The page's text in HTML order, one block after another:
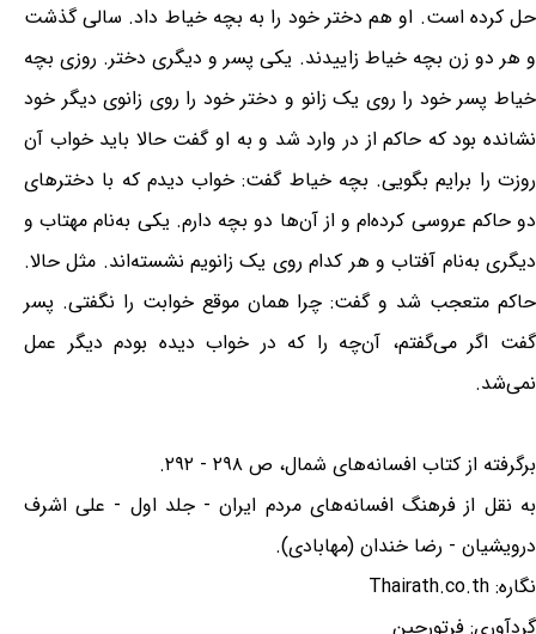
حل کرده است. او هم دختر خود را به بچه خیاط داد. سالى گذشت
و هر دو زن بچه خیاط زاییدند. یکى پسر و دیگرى دختر. روزى بچه
خیاط پسر خود را روى یک زانو و دختر خود را روى زانوى دیگر خود
نشانده بود که حاکم از در وارد شد و به او گفت حالا باید خواب آن
روزت را برایم بگویی. بچه خیاط گفت: خواب دیدم که با دخترهاى
دو حاکم عروسى کرده‌ام و از آن‌ها دو بچه دارم. یکى به‌نام مهتاب و
دیگرى به‌نام آفتاب و هر کدام روى یک زانویم نشسته‌اند. مثل حالا.
حاکم متعجب شد و گفت: چرا همان موقع خوابت را نگفتی. پسر
گفت اگر مى‌گفتم، آن‌چه را که در خواب دیده بودم دیگر عمل
نمى‌شد.
برگرفته از کتاب افسانه‌هاى شمال، ص ۲۹۸ - ۲۹۲.
به نقل از فرهنگ افسانه‌هاى مردم ایران - جلد اول - على اشرف
درویشیان - رضا خندان (مهابادى).
نگاره: Thairath.co.th
گردآوری: فرتورچین